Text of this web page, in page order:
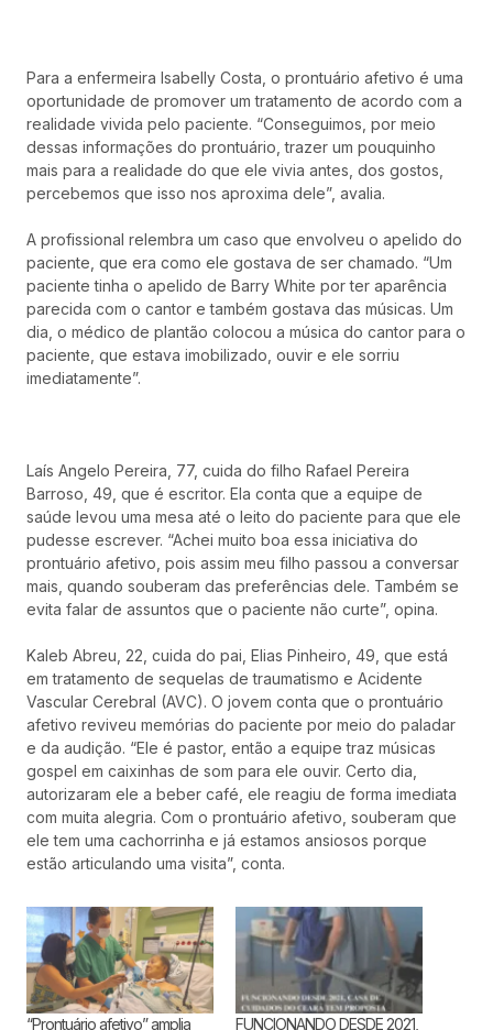
Para a enfermeira Isabelly Costa, o prontuário afetivo é uma
oportunidade de promover um tratamento de acordo com a
realidade vivida pelo paciente. “Conseguimos, por meio
dessas informações do prontuário, trazer um pouquinho
mais para a realidade do que ele vivia antes, dos gostos,
percebemos que isso nos aproxima dele”, avalia.
A profissional relembra um caso que envolveu o apelido do
paciente, que era como ele gostava de ser chamado. “Um
paciente tinha o apelido de Barry White por ter aparência
parecida com o cantor e também gostava das músicas. Um
dia, o médico de plantão colocou a música do cantor para o
paciente, que estava imobilizado, ouvir e ele sorriu
imediatamente”.
Laís Angelo Pereira, 77, cuida do filho Rafael Pereira
Barroso, 49, que é escritor. Ela conta que a equipe de
saúde levou uma mesa até o leito do paciente para que ele
pudesse escrever. “Achei muito boa essa iniciativa do
prontuário afetivo, pois assim meu filho passou a conversar
mais, quando souberam das preferências dele. Também se
evita falar de assuntos que o paciente não curte”, opina.
Kaleb Abreu, 22, cuida do pai, Elias Pinheiro, 49, que está
em tratamento de sequelas de traumatismo e Acidente
Vascular Cerebral (AVC). O jovem conta que o prontuário
afetivo reviveu memórias do paciente por meio do paladar
e da audição. “Ele é pastor, então a equipe traz músicas
gospel em caixinhas de som para ele ouvir. Certo dia,
autorizaram ele a beber café, ele reagiu de forma imediata
com muita alegria. Com o prontuário afetivo, souberam que
ele tem uma cachorrinha e já estamos ansiosos porque
estão articulando uma visita”, conta.
“Prontuário afetivo” amplia FUNCIONANDO DESDE 2021,